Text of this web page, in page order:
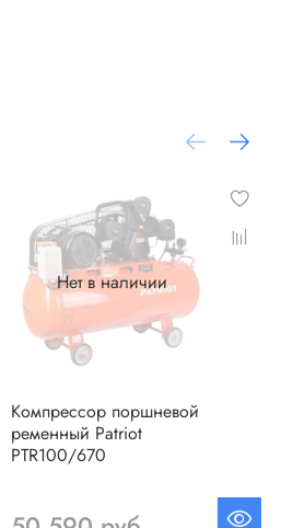
Нет в наличии
Компрессор поршневой
ременный Patriot
PTR100/670